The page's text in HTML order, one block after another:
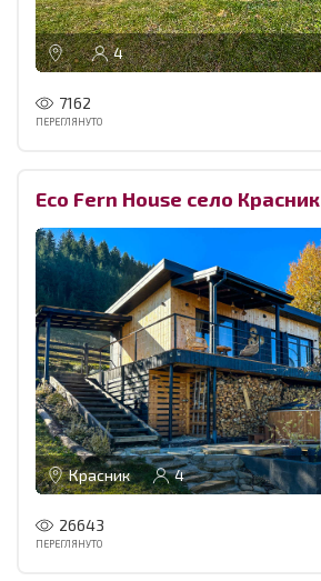
4
7162
ПЕРЕГЛЯНУТО
Eco Fern House село Красник
Красник 4
26643
ПЕРЕГЛЯНУТО